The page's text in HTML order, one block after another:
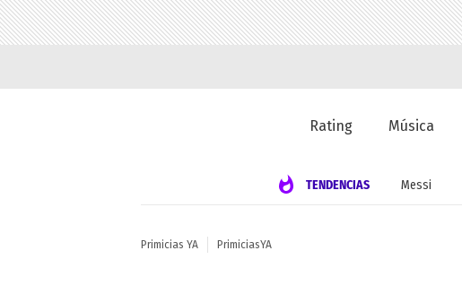
Rating Música
TENDENCIAS Messi
Primicias YA PrimiciasYA